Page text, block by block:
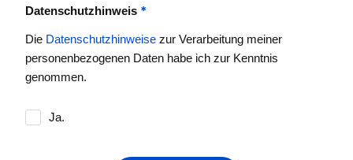
Datenschutzhinweis *
Die Datenschutzhinweise zur Verarbeitung meiner
personenbezogenen Daten habe ich zur Kenntnis
genommen.
Ja.